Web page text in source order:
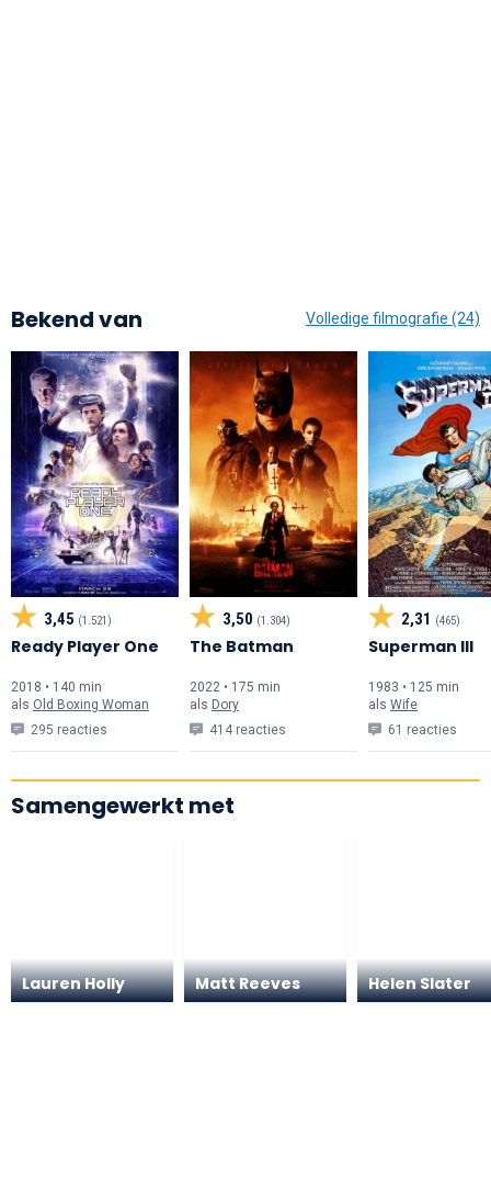
Bekend van Volledige filmografie (24)
3,45 (1.521)
Ready Player One
2018 • 140 min
als Old Boxing Woman
295 reacties
3,50 (1.304)
The Batman
2022 • 175 min
als Dory
414 reacties
2,31 (465)
Superman III
1983 • 125 min
als Wife
61 reacties
Samengewerkt met
Lauren Holly Matt Reeves Helen Slater